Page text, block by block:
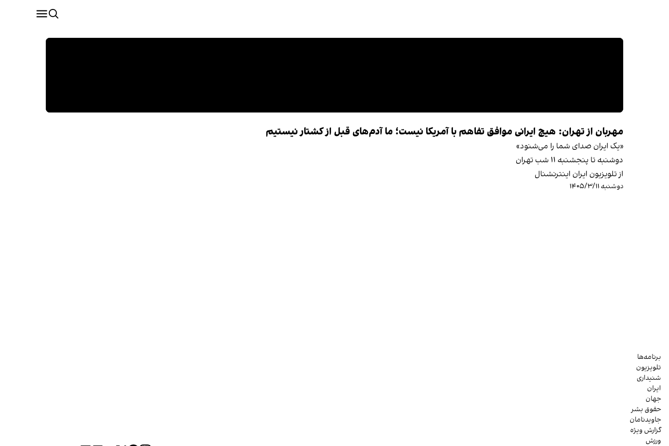
مهربان از تهران: هیچ ایرانی موافق تفاهم با آمریکا نیست؛ ما آدم‌های قبل از کشتار نیستیم
«یک ایران صدای شما را می‌شنود»
دوشنبه تا پنجشنبه ۱۱ شب تهران
از تلویزیون ایران اینترنشنال
دوشنبه ۱۴۰۵/۳/۱۱
برنامه‌ها
تلویزیون
شنیداری
ایران
جهان
حقوق بشر
جاویدنامان
گزارش ویژه
ورزش